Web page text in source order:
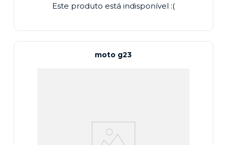
Este produto está indisponível :(
moto g23